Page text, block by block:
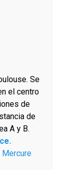
Se
el centro
de
de
A y B.